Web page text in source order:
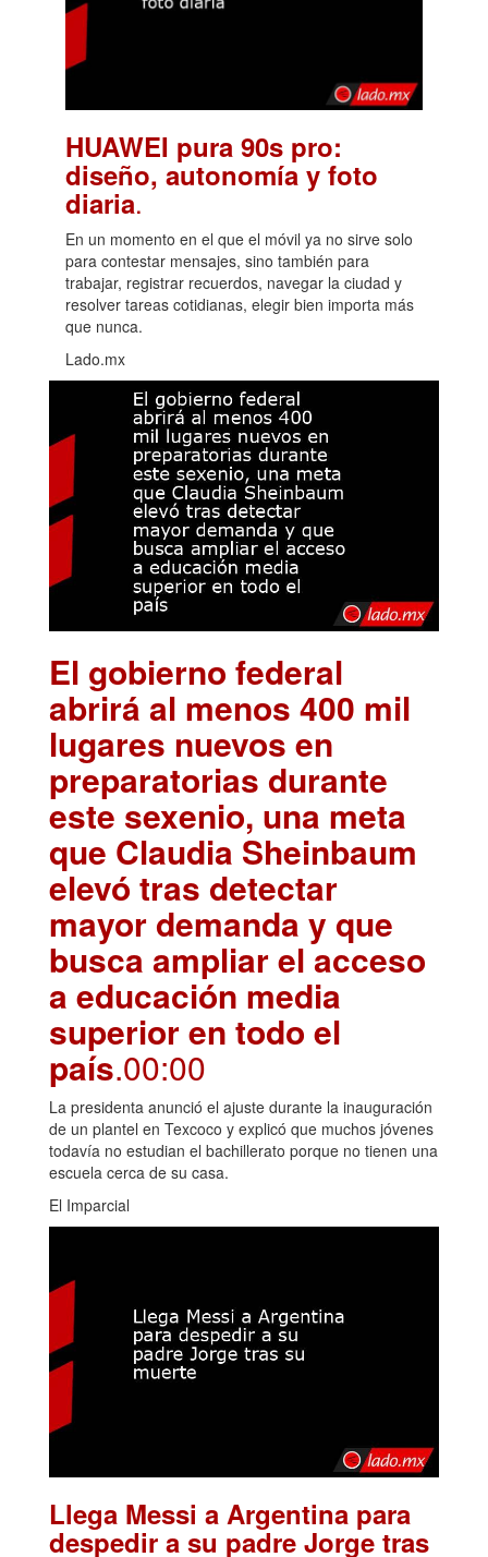
HUAWEI pura 90s pro:
diseño, autonomía y foto
diaria.
En un momento en el que el móvil ya no sirve solo
para contestar mensajes, sino también para
trabajar, registrar recuerdos, navegar la ciudad y
resolver tareas cotidianas, elegir bien importa más
que nunca.
Lado.mx
El gobierno federal
abrirá al menos 400 mil
lugares nuevos en
preparatorias durante
este sexenio, una meta
que Claudia Sheinbaum
elevó tras detectar
mayor demanda y que
busca ampliar el acceso
a educación media
superior en todo el
país.00:00
La presidenta anunció el ajuste durante la inauguración
de un plantel en Texcoco y explicó que muchos jóvenes
todavía no estudian el bachillerato porque no tienen una
escuela cerca de su casa.
El Imparcial
Llega Messi a Argentina para
despedir a su padre Jorge tras